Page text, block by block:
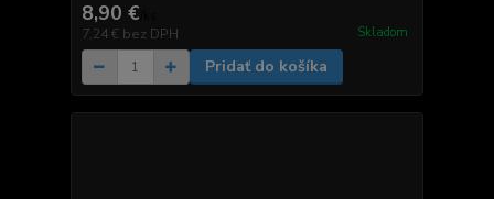
8,90 €
7,24 € bez DPH Skladom
Pridať do košíka